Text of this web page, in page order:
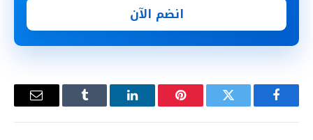
انضم الآن
فيسبوك تويتر بينتيريستلينكدإن Tumblr
البريد